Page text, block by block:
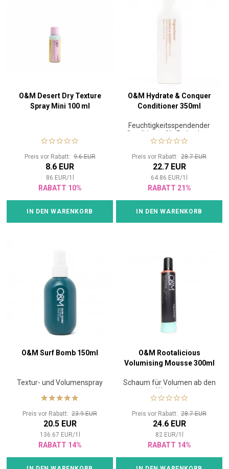
O&M Desert Dry Texture
Spray Mini 100 ml
Preis vor Rabatt:9.6 EUR
8.6 EUR
86 EUR/1
RABATT 10%
IN DEN WARENKORB
O&M Hydrate & Conquer
Conditioner 350ml
Feuchtigkeitsspendender
Conditioner für Farbschutz
Preis vor Rabatt: 28.7 EUR
22.7 EUR
64.86 EUR/1
RABATT 21%
IN DEN WARENKORB
O&M Surf Bomb 150ml
Textur- und Volumenspray
Preis vor Rabatt: 23.9 EUR
20.5 EUR
136.67 EUR/1
RABATT 14%
O&M Rootalicious
Volumising Mousse 300ml
Schaum für Volumen ab den
Wurzeln
Preis vor Rabatt: 28.7 EUR
24.6 EUR
82 EUR/1
RABATT 14%